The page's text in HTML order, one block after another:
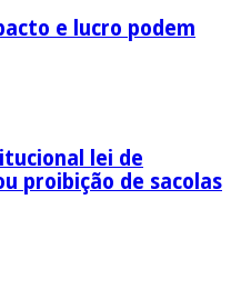
e lucro podem
lei de
proibição de sacolas